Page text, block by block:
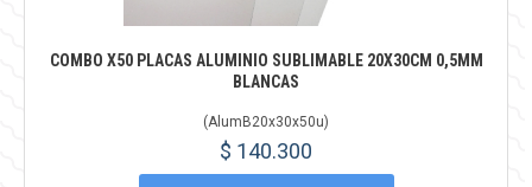
COMBO X50 PLACAS ALUMINIO SUBLIMABLE 20X30CM 0,5MM
BLANCAS
(AlumB20x30x50u)
$ 140.300